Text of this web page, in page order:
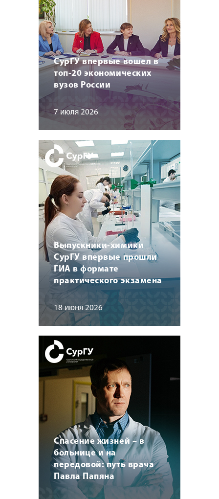
СурГУ впервые вошел в
топ-20 экономических
вузов России
7 июля 2026
Выпускники-химики
СурГУ впервые прошли
ГИА в формате
практического экзамена
18 июня 2026
Спасение жизней – в
больнице и на
передовой: путь врача
Павла Папяна